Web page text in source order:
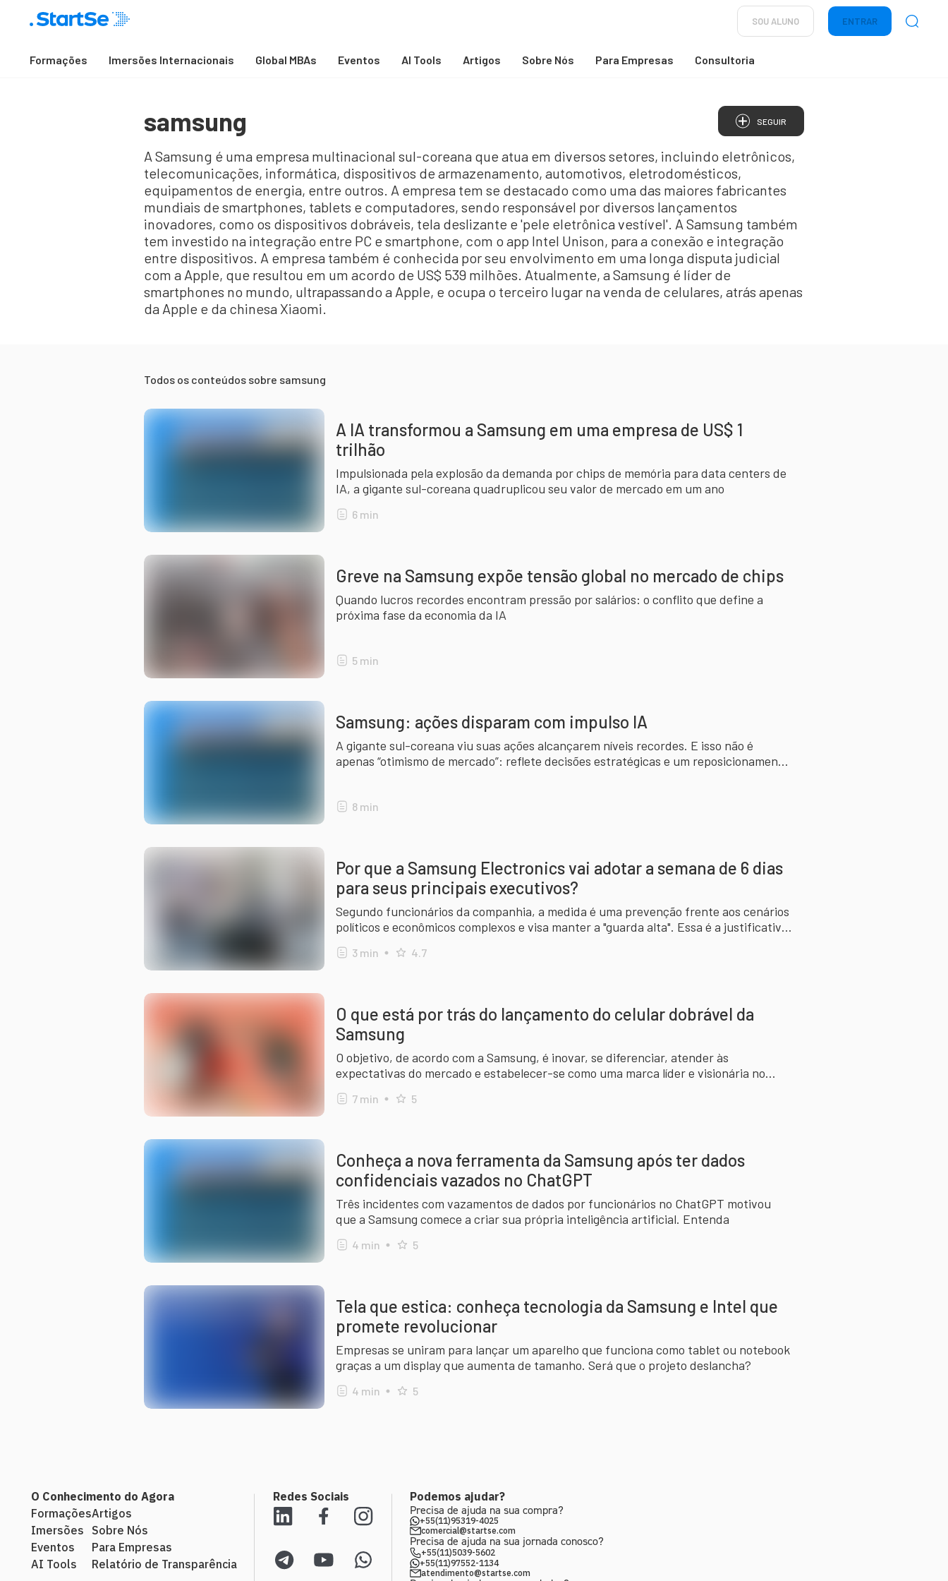
SOU ALUNO ENTRAR
Formações Imersões Internacionais Global MBAs Eventos AI Tools Artigos Sobre Nós Para Empresas Consultoria
samsung SEGUIR
A Samsung é uma empresa multinacional sul-coreana que atua em diversos setores, incluindo eletrônicos,
telecomunicações, informática, dispositivos de armazenamento, automotivos, eletrodomésticos,
equipamentos de energia, entre outros. A empresa tem se destacado como uma das maiores fabricantes
mundiais de smartphones, tablets e computadores, sendo responsável por diversos lançamentos
inovadores, como os dispositivos dobráveis, tela deslizante e 'pele eletrônica vestível'. A Samsung também
tem investido na integração entre PC e smartphone, com o app Intel Unison, para a conexão e integração
entre dispositivos. A empresa também é conhecida por seu envolvimento em uma longa disputa judicial
com a Apple, que resultou em um acordo de US$ 539 milhões. Atualmente, a Samsung é líder de
smartphones no mundo, ultrapassando a Apple, e ocupa o terceiro lugar na venda de celulares, atrás apenas
da Apple e da chinesa Xiaomi.
Todos os conteúdos sobre samsung
A IA transformou a Samsung em uma empresa de US$ 1
trilhão
Impulsionada pela explosão da demanda por chips de memória para data centers de
IA, a gigante sul-coreana quadruplicou seu valor de mercado em um ano
6 min
Greve na Samsung expõe tensão global no mercado de chips
Quando lucros recordes encontram pressão por salários: o conflito que define a
próxima fase da economia da IA
5 min
Samsung: ações disparam com impulso IA
A gigante sul-coreana viu suas ações alcançarem níveis recordes. E isso não é
apenas “otimismo de mercado”: reflete decisões estratégicas e um reposicionamento
8 min
Por que a Samsung Electronics vai adotar a semana de 6 dias
para seus principais executivos?
Segundo funcionários da companhia, a medida é uma prevenção frente aos cenários
políticos e econômicos complexos e visa manter a "guarda alta". Essa é a justificativa
3 min 4.7
O que está por trás do lançamento do celular dobrável da
Samsung
O objetivo, de acordo com a Samsung, é inovar, se diferenciar, atender às
expectativas do mercado e estabelecer-se como uma marca líder e visionária no
7 min 5
Conheça a nova ferramenta da Samsung após ter dados
confidenciais vazados no ChatGPT
Três incidentes com vazamentos de dados por funcionários no ChatGPT motivou
que a Samsung comece a criar sua própria inteligência artificial. Entenda
4 min 5
Tela que estica: conheça tecnologia da Samsung e Intel que
promete revolucionar
Empresas se uniram para lançar um aparelho que funciona como tablet ou notebook
graças a um display que aumenta de tamanho. Será que o projeto deslancha?
4 min 5
O Conhecimento do Agora
Formações
Imersões
Eventos
AI Tools
Artigos
Sobre Nós
Para Empresas
Relatório de Transparência
Redes Sociais Podemos ajudar?
Precisa de ajuda na sua compra?
+55(11)95319-4025
comercial@startse.com
Precisa de ajuda na sua jornada conosco?
+55(11)5039-5602
+55(11)97552-1134
atendimento@startse.com